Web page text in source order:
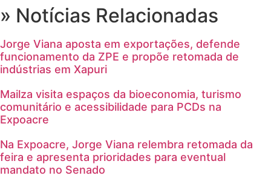
» Notícias Relacionadas
Jorge Viana aposta em exportações, defende
funcionamento da ZPE e propõe retomada de
indústrias em Xapuri
Mailza visita espaços da bioeconomia, turismo
comunitário e acessibilidade para PCDs na
Expoacre
Na Expoacre, Jorge Viana relembra retomada da
feira e apresenta prioridades para eventual
mandato no Senado